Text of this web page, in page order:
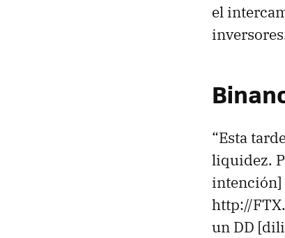
el
“Esta
liquidez.
intención]
http://
un DD